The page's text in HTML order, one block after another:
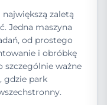
zaletą
Jedna maszyna
od prostego
i obróbkę
szczególnie ważne
gdzie park